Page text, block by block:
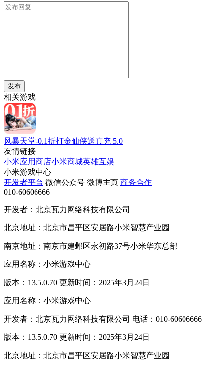
发布
相关游戏
风暴天堂-0.1折打金仙侠送真充 5.0
友情链接
小米应用商店小米商城英雄互娱
小米游戏中心
开发者平台 微信公众号 微博主页 商务合作
010-60606666
开发者：北京瓦力网络科技有限公司
北京地址：北京市昌平区安居路小米智慧产业园
南京地址：南京市建邺区永初路37号小米华东总部
应用名称：小米游戏中心
版本：13.5.0.70 更新时间：2025年3月24日
应用名称：小米游戏中心
开发者：北京瓦力网络科技有限公司 电话：010-60606666
版本：13.5.0.70 更新时间：2025年3月24日
北京地址：北京市昌平区安居路小米智慧产业园